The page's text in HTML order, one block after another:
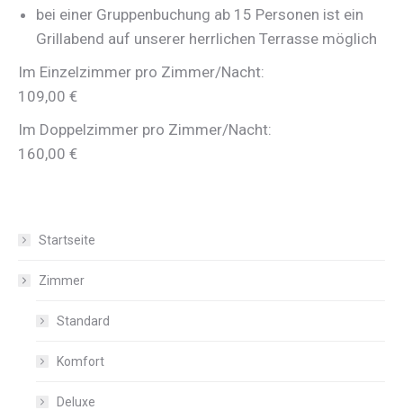
bei einer Gruppenbuchung ab 15 Personen ist ein
Grillabend auf unserer herrlichen Terrasse möglich
Im Einzelzimmer pro Zimmer/Nacht:
109,00 €
Im Doppelzimmer pro Zimmer/Nacht:
160,00 €
Startseite
Zimmer
Standard
Komfort
Deluxe